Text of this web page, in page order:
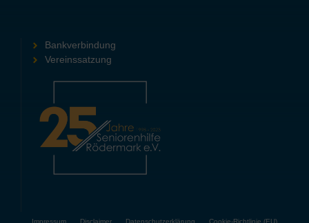
Bankverbindung
Vereinssatzung
Impressum Disclaimer Datenschutzerklärung Cookie-Richtlinie (EU)